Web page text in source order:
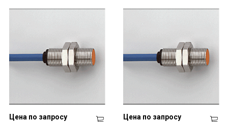
Цена по запросу Цена по запросу